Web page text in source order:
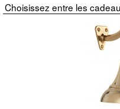
Choisissez entre les